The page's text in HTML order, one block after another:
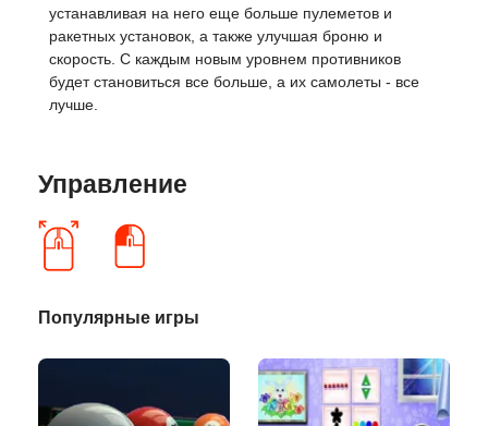
устанавливая на него еще больше пулеметов и
ракетных установок, а также улучшая броню и
скорость. С каждым новым уровнем противников
будет становиться все больше, а их самолеты - все
лучше.
Управление
Популярные игры